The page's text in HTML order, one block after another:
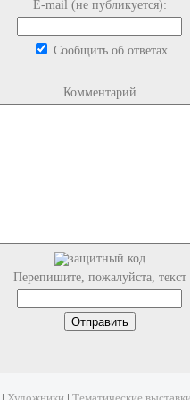
E-mail (не публикуется):
Сообщить об ответах
Комментарий
Перепишите, пожалуйста, текст